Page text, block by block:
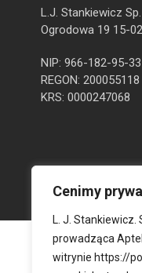
Cenimy
L. J. Stankiewicz.
prowadząca
witrynie https://
L.J. Stankiewicz
Ogrodowa 19 15-
NIP: 966-182-95-33
REGON: 200055118
KRS: 0000247068